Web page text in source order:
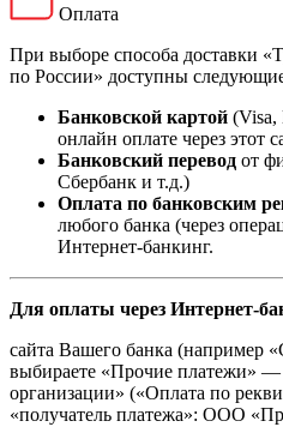
Оплата
При выборе способа доставки
по России» доступны
Банковской картой
онлайн оплате через этот
Банковский перевод от
Сбербанк и т.д.)
Оплата по банковским
любого банка (через
Интернет-банкинг.
Для оплаты через Интернет-
сайта Вашего банка (например
выбираете «Прочие платежи»
организации» («Оплата по
«получатель платежа»: ООО